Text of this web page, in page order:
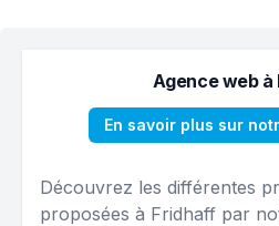
Agence web à
En savoir plus sur
Découvrez les différentes
proposées à Fridhaff par